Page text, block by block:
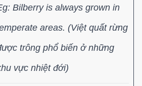
Bilberry is always grown in
areas. (Việt quất rừng
trông phổ biến ở những
vực nhiệt đới)